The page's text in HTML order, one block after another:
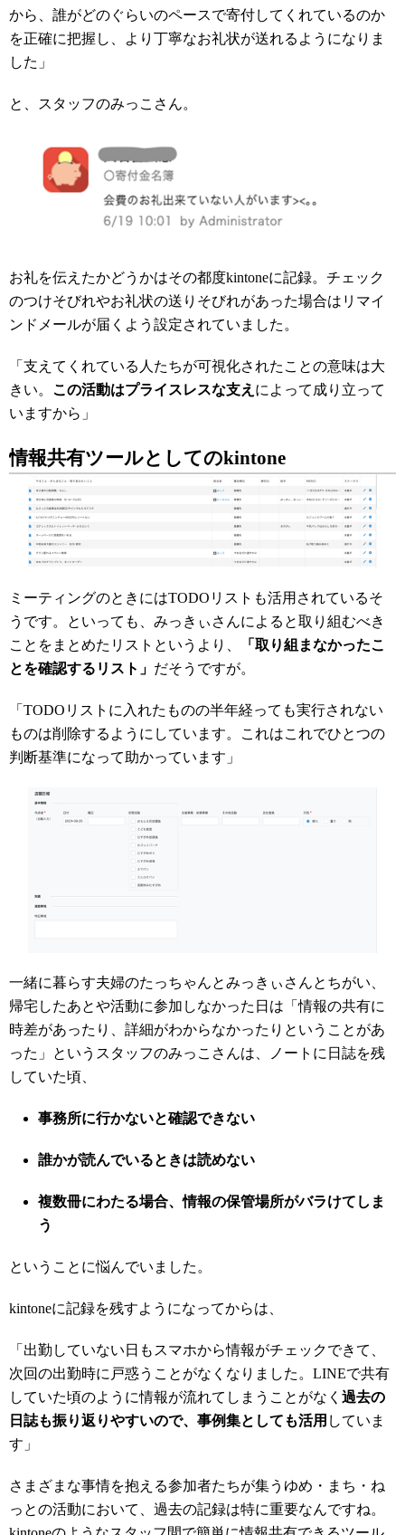
から、誰がどのぐらいのペースで寄付してくれているのか
を正確に把握し、より丁寧なお礼状が送れるようになりま
した」
と、スタッフのみっこさん。
お礼を伝えたかどうかはその都度kintoneに記録。チェック
のつけそびれやお礼状の送りそびれがあった場合はリマイ
ンドメールが届くよう設定されていました。
「支えてくれている人たちが可視化されたことの意味は大
きい。 この活動はプライスレスな支え によって成り立って
いますから」
情報共有ツールとしてのkintone
ミーティングのときにはTODOリストも活用されているそ
うです。といっても、みっきぃさんによると取り組むべき
ことをまとめたリストというより、
「取り組まなかったこ
とを確認するリスト」 だそうですが。
「TODOリストに入れたものの半年経っても実行されない
ものは削除するようにしています。これはこれでひとつの
判断基準になって助かっています」
一緒に暮らす夫婦のたっちゃんとみっきぃさんとちがい、
帰宅したあとや活動に参加しなかった日は「情報の共有に
時差があったり、詳細がわからなかったりということがあ
った」というスタッフのみっこさんは、ノートに日誌を残
していた頃、
事務所に行かないと確認できない
誰かが読んでいるときは読めない
複数冊にわたる場合、情報の保管場所がバラけてしま
う
ということに悩んでいました。
kintoneに記録を残すようになってからは、
「出勤していない日もスマホから情報がチェックできて、
次回の出勤時に戸惑うことがなくなりました。LINEで共有
していた頃のように情報が流れてしまうことがなく 過去の
日誌も振り返りやすいので、事例集としても活用 していま
す」
さまざまな事情を抱える参加者たちが集うゆめ・まち・ね
っとの活動において、過去の記録は特に重要なんですね。